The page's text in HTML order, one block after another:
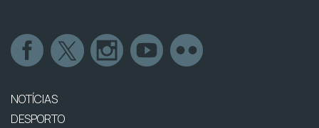
NOTÍCIAS
DESPORTO